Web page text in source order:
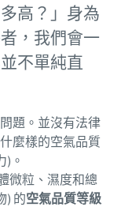
高？」身為
，我們會一
不單純直
題。並沒有法律
麼樣的空氣品質
)。
微粒、濕度和總
) 的空氣品質等級